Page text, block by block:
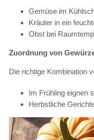
Gemüse im
Kräuter in ein
Obst bei
Zuordnung von
Die richtige Kombination
Im Frühling eignen
Herbstliche